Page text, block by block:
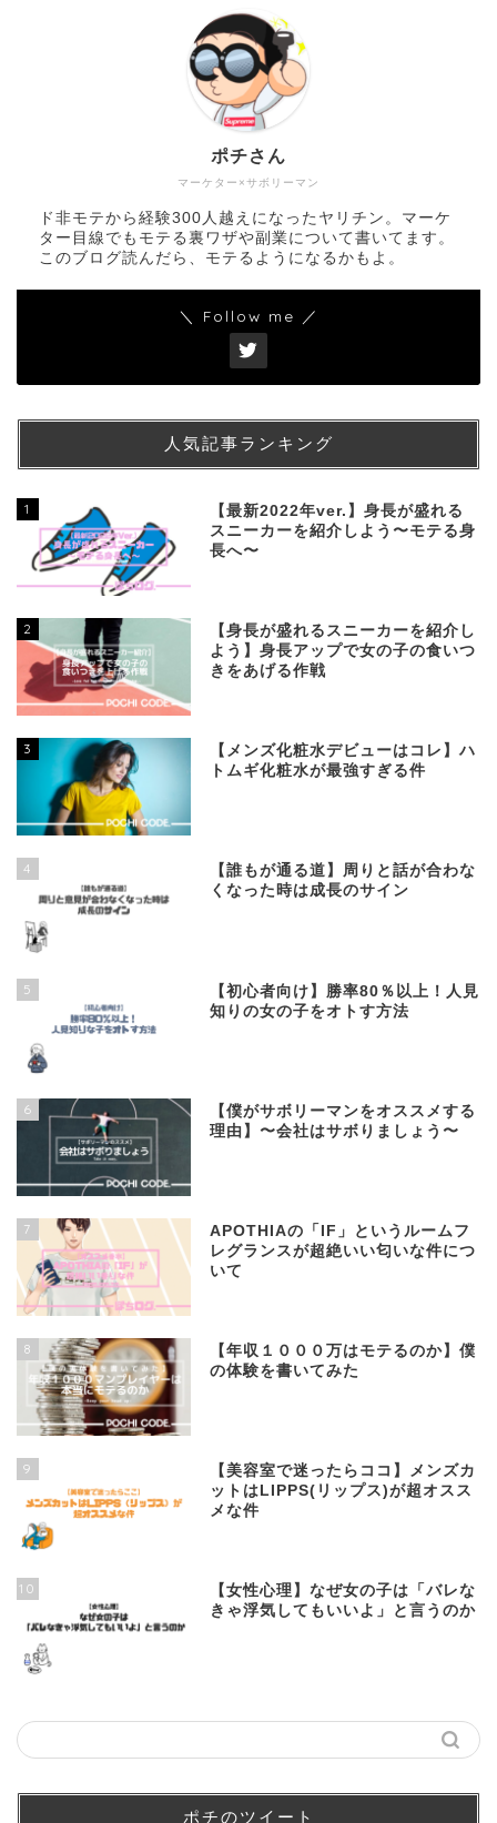
マーケター×サボリーマン
ポチさん
ド非モテから経験300人越えになったヤリチン。マーケ
ター目線でもモテる裏ワザや副業について書いてます。
このブログ読んだら、モテるようになるかもよ。
＼ Follow me ／
人気記事ランキング
1
【最新2022年ver.】身長が盛れる
スニーカーを紹介しよう〜モテる身
長へ〜
2
【身長が盛れるスニーカーを紹介し
よう】身長アップで女の子の食いつ
きをあげる作戦
3
【メンズ化粧水デビューはコレ】ハ
トムギ化粧水が最強すぎる件
4
【誰もが通る道】周りと話が合わな
くなった時は成長のサイン
5
【初心者向け】勝率80％以上！人見
知りの女の子をオトす方法
6
【僕がサボリーマンをオススメする
理由】〜会社はサボりましょう〜
7
APOTHIAの「IF」というルームフ
レグランスが超絶いい匂いな件につ
いて
8
【年収１０００万はモテるのか】僕
の体験を書いてみた
9
【美容室で迷ったらココ】メンズカ
ットはLIPPS(リップス)が超オスス
メな件
10
【女性心理】なぜ女の子は「バレな
きゃ浮気してもいいよ」と言うのか
ポチのツイート